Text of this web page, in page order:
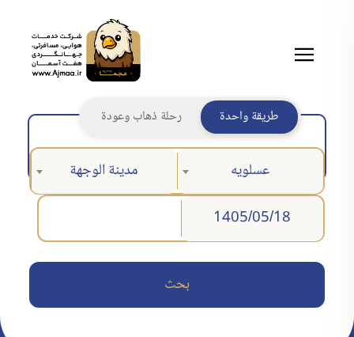
طريقة واحدة رحلة ذهاب وعودة
عسلويه مدينة الوجهة
بحث